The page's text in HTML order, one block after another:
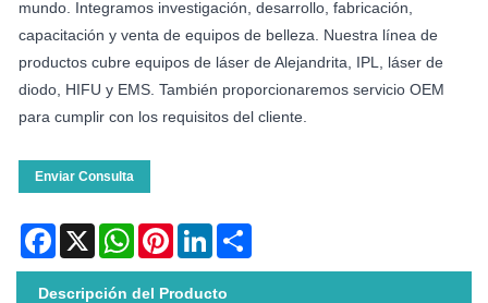
mundo. Integramos investigación, desarrollo, fabricación,
capacitación y venta de equipos de belleza. Nuestra línea de
productos cubre equipos de láser de Alejandrita, IPL, láser de
diodo, HIFU y EMS. También proporcionaremos servicio OEM
para cumplir con los requisitos del cliente.
Enviar Consulta
Facebook
X WhatsAppPinterestLinkedIn
Descripción del Producto